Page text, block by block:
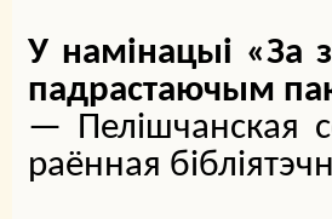
У намінацыі «За
падрастаючым
— Пелішчанская
раённая